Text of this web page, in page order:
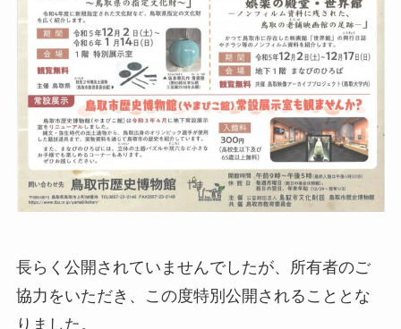
長らく公開されていませんでしたが、所有者のご
協力をいただき、この度特別公開されることとな
りました。